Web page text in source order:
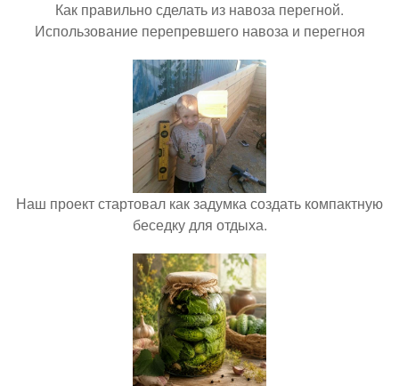
Как правильно сделать из навоза перегной.
Использование перепревшего навоза и перегноя
Наш проект стартовал как задумка создать компактную
беседку для отдыха.